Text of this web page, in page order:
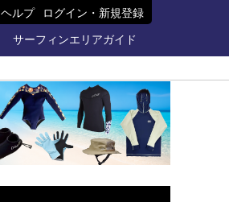
ヘルプ ログイン・新規登録
サーフィンエリアガイド